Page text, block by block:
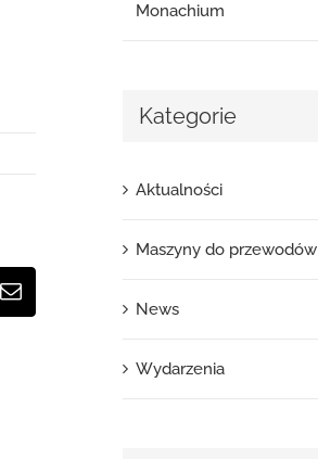
Email
Monachium
Kategorie
Aktualności
Maszyny do przewodów
News
Wydarzenia